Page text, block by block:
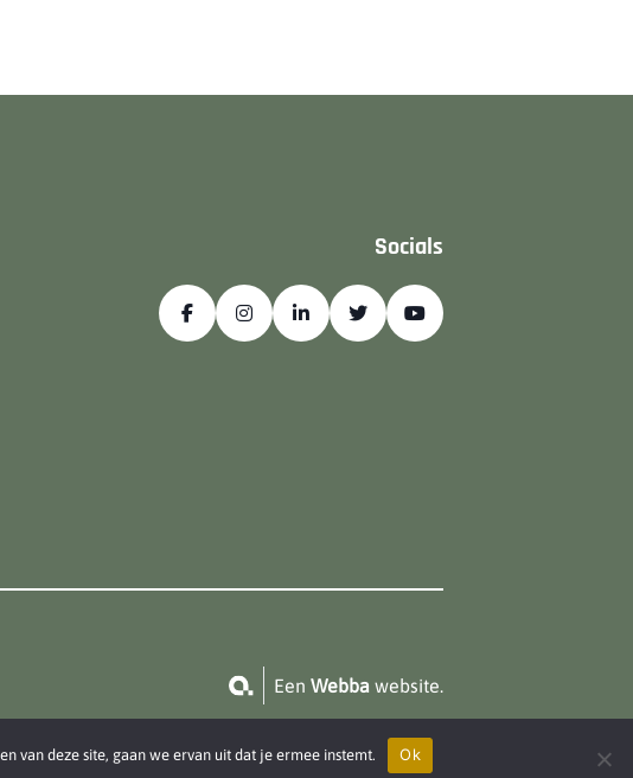
Socials
EenWebba website.
van deze site, gaan we ervan uit dat je ermee instemt. Ok